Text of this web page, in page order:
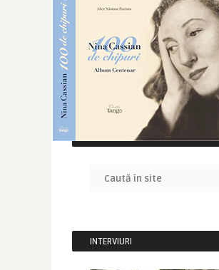
CAUTĂ ÎN SITE
INTERVIURI